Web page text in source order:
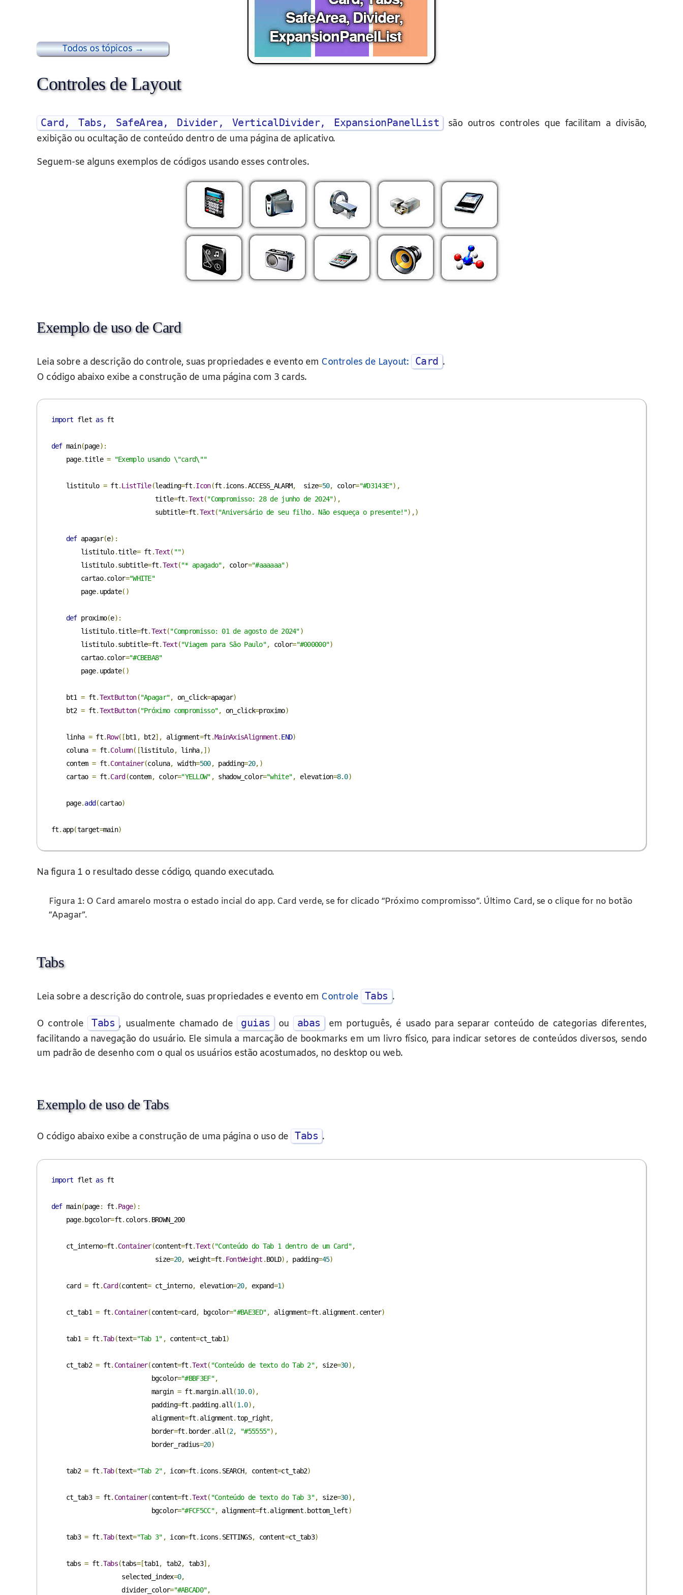
Todos os tópicos →
Controles de Layout
Card, Tabs, SafeArea, Divider, VerticalDivider, ExpansionPanelList
são outros controles que facilitam a divisão,
exibição ou ocultação de conteúdo dentro de uma página de aplicativo.
Seguem-se alguns exemplos de códigos usando esses controles.
Exemplo de uso de Card
Leia sobre a descrição do controle, suas propriedades e evento em Controles de Layout: Card .
O código abaixo exibe a construção de uma página com 3 cards.
import flet as ft
def main(page):
    page
.title = "Exemplo usando \"card\""
    listitulo
= ft.ListTile(leading=ft.Icon(ft .icons.ACCESS_ALARM,
  size
=50, color="#D3143E"),
                            title
=ft.Text("Compromisso: 28 de junho de 2024"),
                            subtitle
=ft.Text("Aniversário de seu filho. Não esqueça o presente!"),)
def apagar(e):
        listitulo
.title= ft .Text( "")
        listitulo
.subtitle=ft.Text("* apagado", color="#aaaaaa")
        cartao
.color="WHITE"
        page
. update()
def proximo(e):
        listitulo
.title=ft.Text("Compromisso: 01 de agosto de 2024")
        listitulo
.subtitle=ft.Text("Viagem para São Paulo", color="#000000")
        cartao
.color="#CBEBA8"
        page
. update()
    bt1
= ft.TextButton("Apagar", on_click=apagar)
    bt2
= ft.TextButton("Próximo compromisso", on_click=proximo)
    linha
= ft.Row([ bt1, bt2], alignment=ft .MainAxisAlignment.END)
    coluna
= ft.Column([listitulo, linha,])
    contem
= ft.Container(coluna, width=500, padding=20,)
    cartao
= ft.Card (contem, color="YELLOW" , shadow_color="white", elevation=8.0)
    page
.add (cartao)
ft. app(target=main)
Na figura 1 o resultado desse código, quando executado.
Figura 1: O Card amarelo mostra o estado incial do app. Card verde, se for clicado “Próximo compromisso”. Último Card, se o clique for no botão
“Apagar”.
Tabs
Leia sobre a descrição do controle, suas propriedades e evento em Controle Tabs .
O controle Tabs , usualmente chamado de guias ou abas
em português, é usado para separar conteúdo de categorias diferentes,
facilitando a navegação do usuário. Ele simula a marcação de bookmarks em um livro físico, para indicar setores de conteúdos diversos, sendo
um padrão de desenho com o qual os usuários estão acostumados, no desktop ou web.
Exemplo de uso de Tabs
O código abaixo exibe a construção de uma página o uso de Tabs .
import flet as ft
def main(page: ft .Page):
    page
. bgcolor=ft. colors. BROWN_200
    ct_interno
=ft .Container(content=ft.Text ("Conteúdo do Tab 1 dentro de um Card",
                            size
=20, weight=ft. FontWeight .BOLD), padding=45)
    card
= ft .Card (content= ct_interno, elevation=20, expand=1)
    ct_tab1
= ft. Container(content=card , bgcolor="#BAE3ED", alignment=ft. alignment. center)
    tab1
= ft .Tab(text="Tab 1" , content=ct_tab1)
    ct_tab2
= ft. Container(content=ft .Text( "Conteúdo de texto do Tab 2", size=30),
                           bgcolor
="#BBF3EF",
                           margin
= ft.margin.all (10.0),
                           padding
=ft .padding.all (1.0),
                           alignment
=ft. alignment.top_right,
                           border
=ft. border.all (2, "#55555"),
                           border_radius
=20)
    tab2
= ft .Tab(text="Tab 2" , icon=ft. icons. SEARCH, content=ct_tab2)
    ct_tab3
= ft. Container(content=ft .Text( "Conteúdo de texto do Tab 3", size=30),
                           bgcolor
="#FCF5CC", alignment=ft.alignment. bottom_left)
    tab3
= ft .Tab(text="Tab 3" , icon=ft. icons. SETTINGS, content=ct_tab3)
    tabs
= ft .Tabs(tabs=[tab1 , tab2, tab3],
                   selected_index
=0,
                   divider_color
="#ABCAD0",